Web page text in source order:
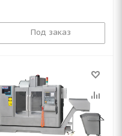
Под заказ